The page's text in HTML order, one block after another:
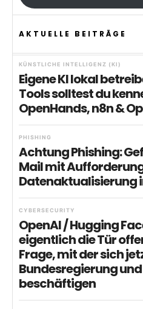
AKTUELLE BEITRÄGE
KÜNSTLICHE INTELLIGENZ (KI)
Eigene KI lokal
Tools solltest du
OpenHands, n8n &
PHISHING
Achtung Phishing:
Mail mit
Datenaktualisierung
CYBERSECURITY
OpenAI / Hugging
eigentlich die Tür
Frage, mit der sich
Bundesregierung
beschäftigen